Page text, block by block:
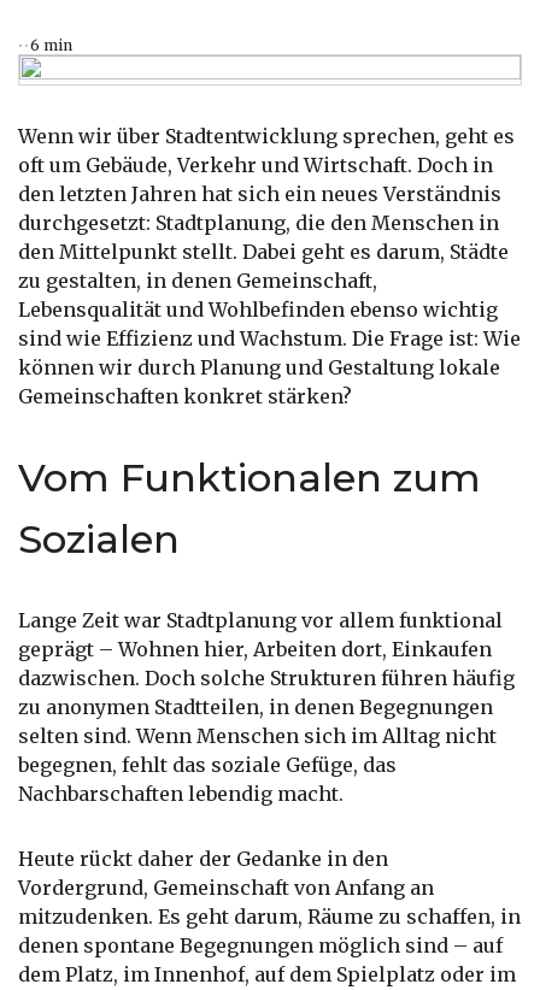
6 min
Wenn wir über Stadtentwicklung sprechen, geht es
oft um Gebäude, Verkehr und Wirtschaft. Doch in
den letzten Jahren hat sich ein neues Verständnis
durchgesetzt: Stadtplanung, die den Menschen in
den Mittelpunkt stellt. Dabei geht es darum, Städte
zu gestalten, in denen Gemeinschaft,
Lebensqualität und Wohlbefinden ebenso wichtig
sind wie Effizienz und Wachstum. Die Frage ist: Wie
können wir durch Planung und Gestaltung lokale
Gemeinschaften konkret stärken?
Vom Funktionalen zum
Sozialen
Lange Zeit war Stadtplanung vor allem funktional
geprägt – Wohnen hier, Arbeiten dort, Einkaufen
dazwischen. Doch solche Strukturen führen häufig
zu anonymen Stadtteilen, in denen Begegnungen
selten sind. Wenn Menschen sich im Alltag nicht
begegnen, fehlt das soziale Gefüge, das
Nachbarschaften lebendig macht.
Heute rückt daher der Gedanke in den
Vordergrund, Gemeinschaft von Anfang an
mitzudenken. Es geht darum, Räume zu schaffen, in
denen spontane Begegnungen möglich sind – auf
dem Platz, im Innenhof, auf dem Spielplatz oder im